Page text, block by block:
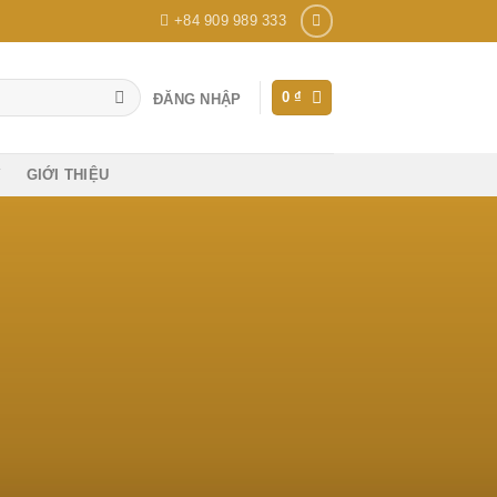
+84 909 989 333
ĐĂNG NHẬP 0₫
GIỚI THIỆU